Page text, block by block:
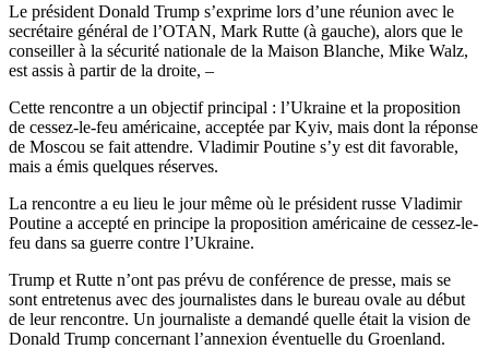
Le président Donald Trump s’exprime lors d’une réunion avec le
secrétaire général de l’OTAN, Mark Rutte (à gauche), alors que le
conseiller à la sécurité nationale de la Maison Blanche, Mike Walz,
est assis à partir de la droite, –
Cette rencontre a un objectif principal : l’Ukraine et la proposition
de cessez-le-feu américaine, acceptée par Kyiv, mais dont la réponse
de Moscou se fait attendre. Vladimir Poutine s’y est dit favorable,
mais a émis quelques réserves.
La rencontre a eu lieu le jour même où le président russe Vladimir
Poutine a accepté en principe la proposition américaine de cessez-le-
feu dans sa guerre contre l’Ukraine.
Trump et Rutte n’ont pas prévu de conférence de presse, mais se
sont entretenus avec des journalistes dans le bureau ovale au début
de leur rencontre. Un journaliste a demandé quelle était la vision de
Donald Trump concernant l’annexion éventuelle du Groenland.